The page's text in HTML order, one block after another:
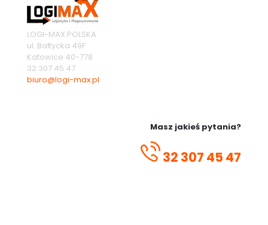
LOGI-MAX POLSKA
ul. Bałtycka 49F
Katowice 40-778
32 307 45 47
biuro@logi-max.pl
Masz jakieś pytania?
32 307 45 47